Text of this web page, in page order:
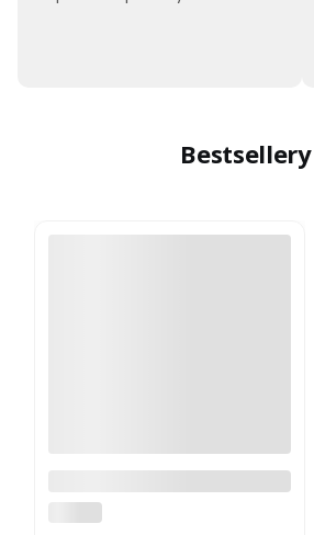
Bestsellery
Moskitiera okienna na wymiar